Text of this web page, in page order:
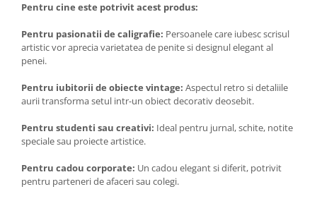
Pentru cine este potrivit acest produs:
Pentru pasionatii de caligrafie: Persoanele care iubesc scrisul
artistic vor aprecia varietatea de penite si designul elegant al
penei.
Pentru iubitorii de obiecte vintage: Aspectul retro si detaliile
aurii transforma setul intr-un obiect decorativ deosebit.
Pentru studenti sau creativi: Ideal pentru jurnal, schite, notite
speciale sau proiecte artistice.
Pentru cadou corporate: Un cadou elegant si diferit, potrivit
pentru parteneri de afaceri sau colegi.